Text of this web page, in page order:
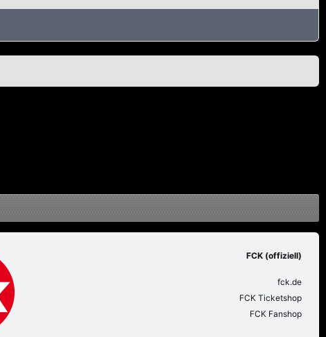
FCK (offiziell)
fck.de
FCK Ticketshop
FCK Fanshop